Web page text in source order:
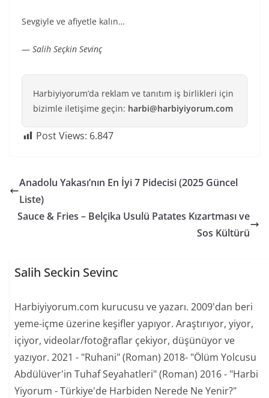
Sevgiyle ve afiyetle kalın…
— Salih Seçkin Sevinç
Harbiyiyorum’da reklam ve tanıtım iş birlikleri için
bizimle iletişime geçin: harbi@harbiyiyorum.com
Post Views: 6.847
Anadolu Yakası’nın En İyi 7 Pidecisi (2025 Güncel
Liste)
Sauce & Fries – Belçika Usulü Patates Kızartması ve
Sos Kültürü
Salih Seckin Sevinc
Harbiyiyorum.com kurucusu ve yazarı. 2009'dan beri
yeme-içme üzerine keşifler yapıyor. Araştırıyor, yiyor,
içiyor, videolar/fotoğraflar çekiyor, düşünüyor ve
yazıyor. 2021 - "Ruhani" (Roman) 2018- "Ölüm Yolcusu
Abdülüver'in Tuhaf Seyahatleri" (Roman) 2016 - "Harbi
Yiyorum - Türkiye'de Harbiden Nerede Ne Yenir?"